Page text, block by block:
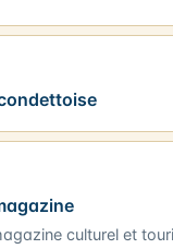
SIMPLE
SIMPLE
culturel et